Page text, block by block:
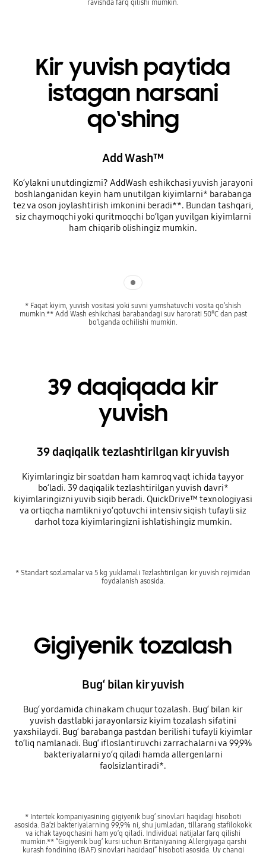
ravishda farq qilishi mumkin.
Kir yuvish paytida
istagan narsani
qo‘shing
Add Wash™
Ko‘ylakni unutdingizmi? AddWash eshikchasi yuvish jarayoni
boshlanganidan keyin ham unutilgan kiyimlarni* barabanga
tez va oson joylashtirish imkonini beradi**. Bundan tashqari,
siz chaymoqchi yoki quritmoqchi bo‘lgan yuvilgan kiyimlarni
ham chiqarib olishingiz mumkin.
* Faqat kiyim, yuvish vositasi yoki suvni yumshatuvchi vosita qo‘shish
mumkin.** Add Wash eshikchasi barabandagi suv harorati 50°C dan past
bo‘lganda ochilishi mumkin.
39 daqiqada kir
yuvish
39 daqiqalik tezlashtirilgan kir yuvish
Kiyimlaringiz bir soatdan ham kamroq vaqt ichida tayyor
bo‘ladi. 39 daqiqalik tezlashtirilgan yuvish davri*
kiyimlaringizni yuvib siqib beradi. QuickDrive™ texnologiyasi
va ortiqcha namlikni yo‘qotuvchi intensiv siqish tufayli siz
darhol toza kiyimlaringizni ishlatishingiz mumkin.
* Standart sozlamalar va 5 kg yuklamali Tezlashtirilgan kir yuvish rejimidan
foydalanish asosida.
Gigiyenik tozalash
Bug‘ bilan kir yuvish
Bug‘ yordamida chinakam chuqur tozalash. Bug‘ bilan kir
yuvish dastlabki jarayonlarsiz kiyim tozalash sifatini
yaxshilaydi. Bug‘ barabanga pastdan berilishi tufayli kiyimlar
to‘liq namlanadi. Bug‘ ifloslantiruvchi zarrachalarni va 99,9%
bakteriyalarni yo‘q qiladi hamda allergenlarni
faolsizlantiradi*.
* Intertek kompaniyasining gigiyenik bug‘ sinovlari haqidagi hisoboti
asosida. Ba’zi bakteriyalarning 99,9% ni, shu jumladan, tillarang stafilokokk
va ichak tayoqchasini ham yo‘q qiladi. Individual natijalar farq qilishi
mumkin.** “Gigiyenik bug‘ kursi uchun Britaniyaning Allergiyaga qarshi
kurash fondining (BAF) sinovlari haqidagi” hisoboti asosida. Uy changi